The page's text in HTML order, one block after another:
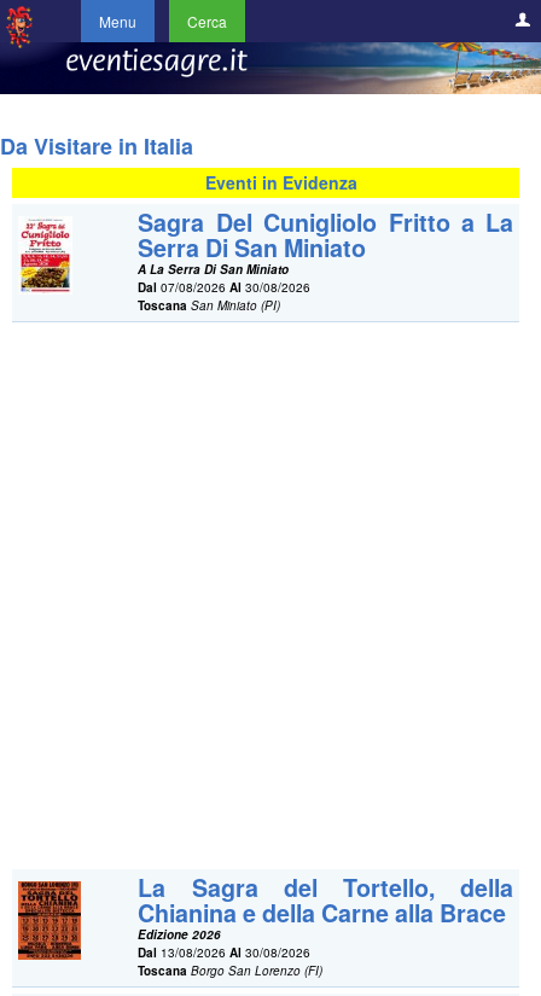
Menu Cerca
Da Visitare in Italia
Eventi in Evidenza
Sagra Del Cunigliolo Fritto a La
Serra Di San Miniato
A La Serra Di San Miniato
Dal 07/08/2026Al 30/08/2026
Toscana San Miniato (PI)
La Sagra del Tortello, della
Chianina e della Carne alla Brace
Edizione 2026
Dal 13/08/2026Al 30/08/2026
Toscana Borgo San Lorenzo (FI)